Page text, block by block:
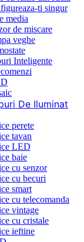
ti singur
media
de miscare
veghe
Inteligente
De Iluminat
perete
tavan
LED
baie
cu senzor
cu becuri
smart
cu telecomanda
vintage
cu cristale
ieftine